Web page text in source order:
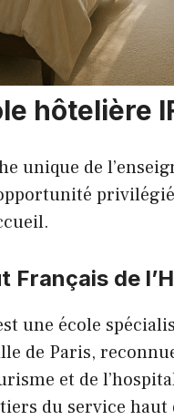
hôtelière
unique de
Français de
une école
de Paris,
et de
du service haut